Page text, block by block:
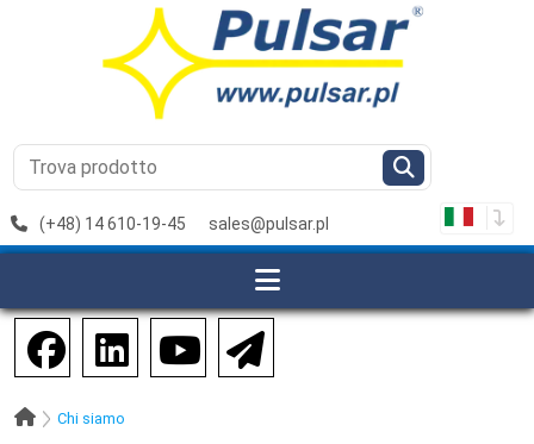
(+48) 14 610-19-45 sales@pulsar.pl
Chi siamo